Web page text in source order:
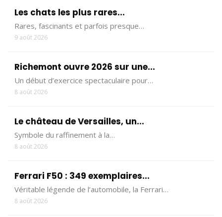
Les chats les plus rares...
Rares, fascinants et parfois presque…
9 août 2026
Richemont ouvre 2026 sur une...
Un début d’exercice spectaculaire pour…
8 août 2026
Le château de Versailles, un...
Symbole du raffinement à la…
8 août 2026
Ferrari F50 : 349 exemplaires...
Véritable légende de l’automobile, la Ferrari…
8 août 2026